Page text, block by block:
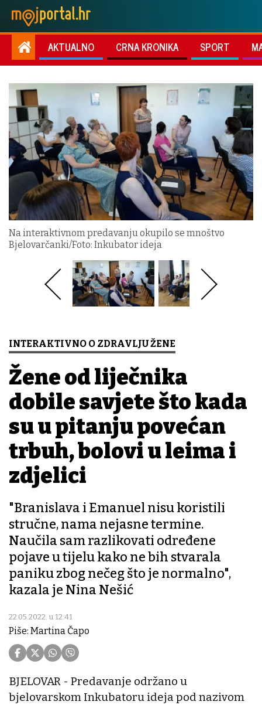
AKTUALNO CRNA KRONIKA SPORT
Na interaktivnom predavanju okupilo se mnoštvo
Bjelovarčanki/Foto: Inkubator ideja
INTERAKTIVNO O ZDRAVLJU ŽENE
Žene od liječnika
dobile savjete što kada
su u pitanju povećan
trbuh, bolovi u leđima i
zdjelici
"Branislava i Emanuel nisu koristili
stručne, nama nejasne termine.
Naučila sam razlikovati određene
pojave u tijelu kako ne bih stvarala
paniku zbog nečeg što je normalno",
kazala je Nina Nešić
22.05.2022. u 12:41
Piše: Martina Čapo
BJELOVAR - Predavanje održano u
bjelovarskom Inkubatoru ideja pod nazivom